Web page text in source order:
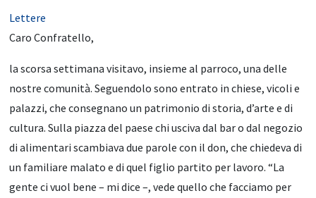
Lettere
Caro Confratello,
la scorsa settimana visitavo, insieme al parroco, una delle
nostre comunità. Seguendolo sono entrato in chiese, vicoli e
palazzi, che consegnano un patrimonio di storia, d’arte e di
cultura. Sulla piazza del paese chi usciva dal bar o dal negozio
di alimentari scambiava due parole con il don, che chiedeva di
un familiare malato e di quel figlio partito per lavoro. “La
gente ci vuol bene – mi dice –, vede quello che facciamo per